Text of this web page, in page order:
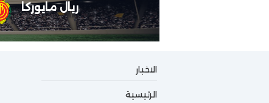
ريال مايوركا
الاخبار
الرئيسية